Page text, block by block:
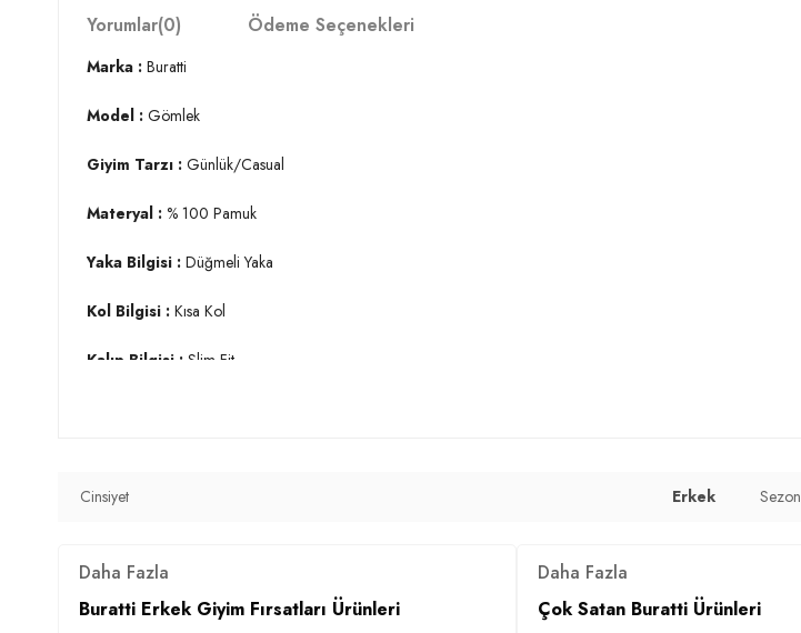
Yorumlar(0) Ödeme Seçenekleri
Marka : Buratti
Model : Gömlek
Giyim Tarzı : Günlük/Casual
Materyal : % 100 Pamuk
Yaka Bilgisi : Düğmeli Yaka
Kol Bilgisi : Kısa Kol
Kalıp Bilgisi : Slim Fit
Cinsiyet Erkek Sezon
Daha Fazla
Buratti Erkek Giyim Fırsatları Ürünleri
Daha Fazla
Çok Satan Buratti Ürünleri